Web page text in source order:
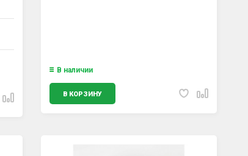
В наличии
В КОРЗИНУ